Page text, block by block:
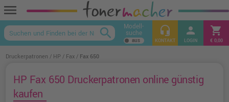
menu
keyboard_arrow_up
search Modell-
suche headset_mic
KONTAKT
person
LOGIN
shopping_cart
€ 0,00
Druckerpatronen HP Fax Fax 650
HP Fax 650 Druckerpatronen online günstig
kaufen